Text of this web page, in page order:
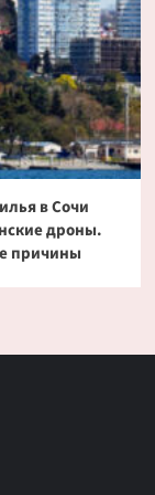
в Сочи
дроны.
причины